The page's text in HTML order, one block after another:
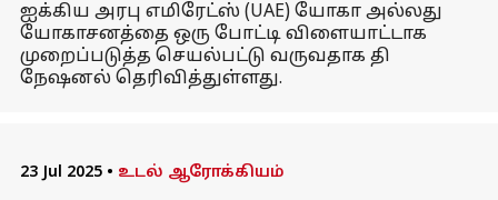
ஐக்கிய அரபு எமிரேட்ஸ் (UAE) யோகா அல்லது
யோகாசனத்தை ஒரு போட்டி விளையாட்டாக
முறைப்படுத்த செயல்பட்டு வருவதாக தி
நேஷனல் தெரிவித்துள்ளது.
23 Jul 2025 • உடல் ஆரோக்கியம்